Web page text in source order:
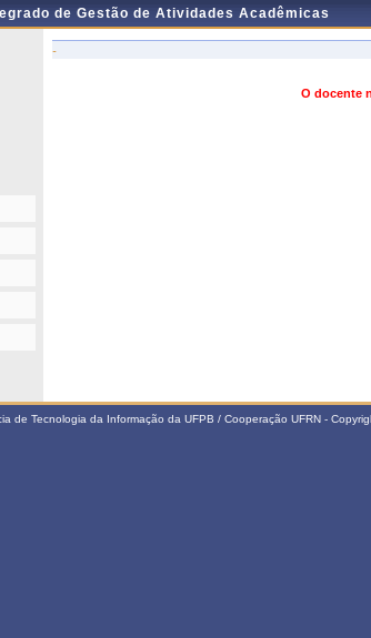
de Gestão de Atividades Acadêmicas
-
O docente
de Tecnologia da Informação da UFPB / Cooperação UFRN -